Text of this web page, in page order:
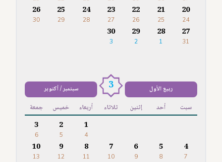
20
24
21
25
22
26
23
27
24
28
25
29
26
30
27
31
28
1
29
2
30
3
ربيع الأول 3 سبتمبر / أكتوبر
سبت أحد إثنين ثلاثاء أربعاء خميس جمعة
1
4
2
5
3
6
4
7
5
8
6
9
7
10
8
11
9
12
10
13